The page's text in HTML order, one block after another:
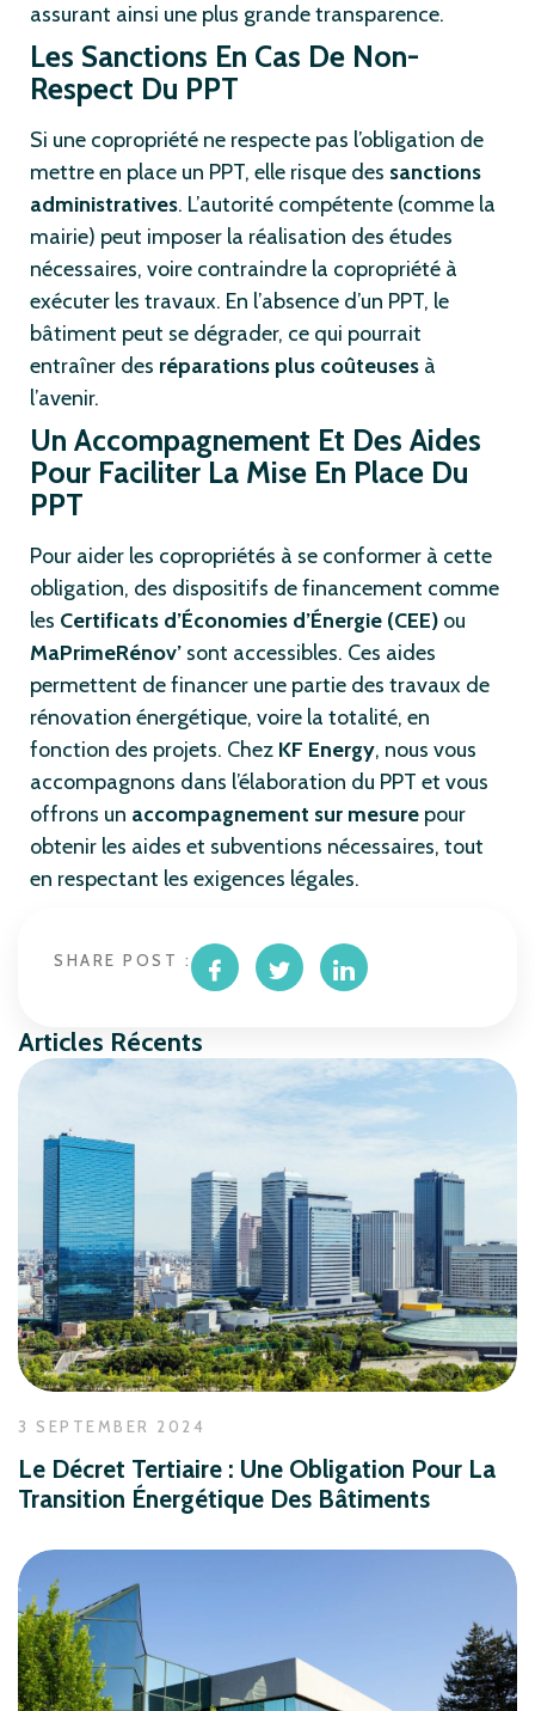
assurant ainsi une plus grande transparence.
Les Sanctions En Cas De Non-
Respect Du PPT
Si une copropriété ne respecte pas l’obligation de
mettre en place un PPT, elle risque des sanctions
administratives. L’autorité compétente (comme la
mairie) peut imposer la réalisation des études
nécessaires, voire contraindre la copropriété à
exécuter les travaux. En l’absence d’un PPT, le
bâtiment peut se dégrader, ce qui pourrait
entraîner des réparations plus coûteuses à
l’avenir.
Un Accompagnement Et Des Aides
Pour Faciliter La Mise En Place Du
PPT
Pour aider les copropriétés à se conformer à cette
obligation, des dispositifs de financement comme
les Certificats d’Économies d’Énergie (CEE) ou
MaPrimeRénov’ sont accessibles. Ces aides
permettent de financer une partie des travaux de
rénovation énergétique, voire la totalité, en
fonction des projets. Chez KF Energy, nous vous
accompagnons dans l’élaboration du PPT et vous
offrons un accompagnement sur mesure pour
obtenir les aides et subventions nécessaires, tout
en respectant les exigences légales.
SHARE POST :
Articles Récents
3 SEPTEMBER 2024
Le Décret Tertiaire : Une Obligation Pour La
Transition Énergétique Des Bâtiments